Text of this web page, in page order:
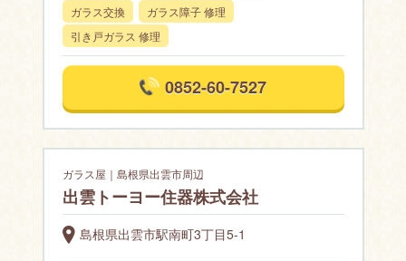
ガラス交換
ガラス障子 修理
引き戸ガラス 修理
0852-60-7527
ガラス屋｜島根県出雲市周辺
出雲トーヨー住器株式会社
島根県出雲市駅南町3丁目5-1